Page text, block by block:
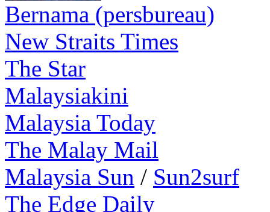
Bernama (persbureau)
New Straits Times
The Star
Malaysiakini
Malaysia Today
The Malay Mail
Malaysia Sun / Sun2surf
The Edge Daily